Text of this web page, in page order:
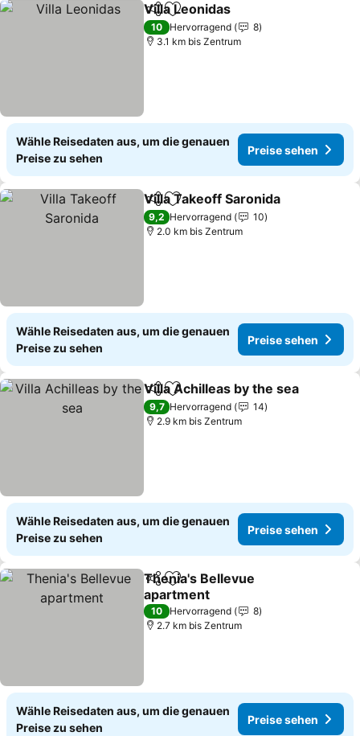
TeilenZu Favoriten hinzufügen
Villa Leonidas
10 Hervorragend
8
3.1 km bis Zentrum
Wähle Reisedaten aus, um die genauen
Preise zu sehen
Preise sehen
TeilenZu Favoriten hinzufügen
Villa Takeoff Saronida
9,2 Hervorragend
10
2.0 km bis Zentrum
Wähle Reisedaten aus, um die genauen
Preise zu sehen
Preise sehen
TeilenZu Favoriten hinzufügen
Villa Achilleas by the sea
9,7 Hervorragend
14
2.9 km bis Zentrum
Wähle Reisedaten aus, um die genauen
Preise zu sehen
Preise sehen
TeilenZu Favoriten hinzufügen
Thenia's Bellevue
apartment
Preise sehen
10 Hervorragend
8
2.7 km bis Zentrum
Wähle Reisedaten aus, um die genauen
Preise zu sehen
Preise sehen